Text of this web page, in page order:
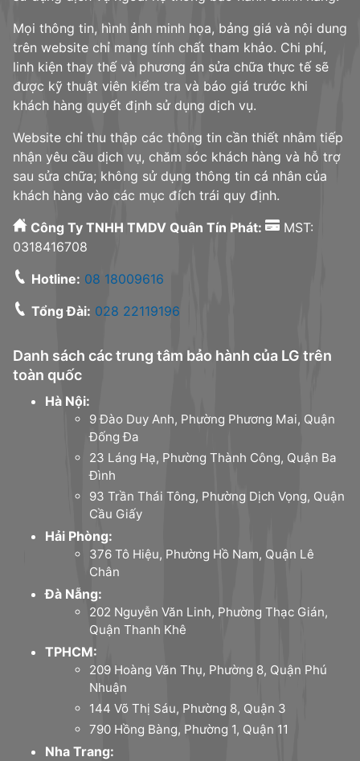
Mọi thông tin, hình ảnh minh họa, bảng giá và nội dung
trên website chỉ mang tính chất tham khảo. Chi phí,
linh kiện thay thế và phương án sửa chữa thực tế sẽ
được kỹ thuật viên kiểm tra và báo giá trước khi
khách hàng quyết định sử dụng dịch vụ.
Website chỉ thu thập các thông tin cần thiết nhằm tiếp
nhận yêu cầu dịch vụ, chăm sóc khách hàng và hỗ trợ
sau sửa chữa; không sử dụng thông tin cá nhân của
khách hàng vào các mục đích trái quy định.
Công Ty TNHH TMDV Quân Tín Phát:
MST:
0318416708
Hotline: 08 18009616
Tổng Đài: 028 22119196
Danh sách các trung tâm bảo hành của LG trên
toàn quốc
Hà Nội:
9 Đào Duy Anh, Phường Phương Mai, Quận
Đống Đa
23 Láng Hạ, Phường Thành Công, Quận Ba
Đình
93 Trần Thái Tông, Phường Dịch Vọng, Quận
Cầu Giấy
Hải Phòng:
376 Tô Hiệu, Phường Hồ Nam, Quận Lê
Chân
Đà Nẵng:
202 Nguyễn Văn Linh, Phường Thạc Gián,
Quận Thanh Khê
TPHCM:
209 Hoàng Văn Thụ, Phường 8, Quận Phú
Nhuận
144 Võ Thị Sáu, Phường 8, Quận 3
790 Hồng Bàng, Phường 1, Quận 11
Nha Trang: